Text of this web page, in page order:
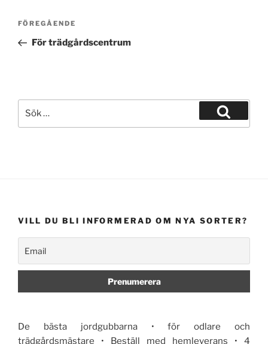
Inläggsnavigering
Föregående
inlägg
FÖREGÅENDE
För trädgårdscentrum
efter:
VILL DU BLI INFORMERAD OM NYA SORTER?
De bästa jordgubbarna • för odlare och
trädgårdsmästare • Beställ med hemleverans • 4